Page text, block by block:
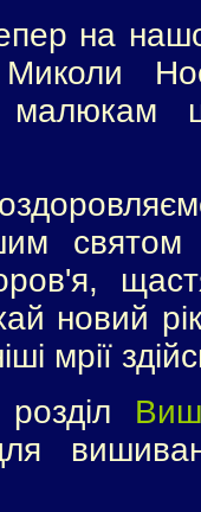
на
Миколи
новий
мрії